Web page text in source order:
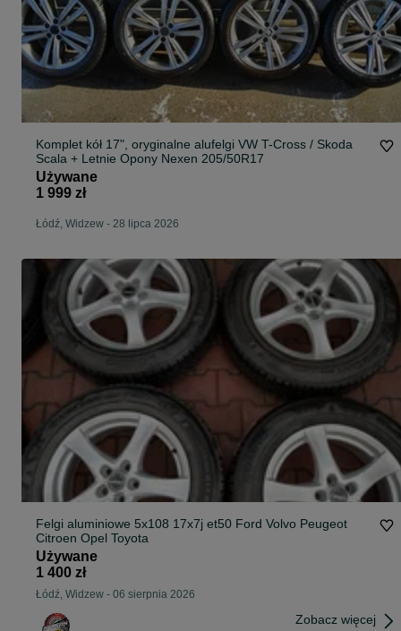
Komplet kół 17", oryginalne alufelgi VW T-Cross / Skoda
Scala + Letnie Opony Nexen 205/50R17
Używane
1 999 zł
Łódź, Widzew - 28 lipca 2026
Felgi aluminiowe 5x108 17x7j et50 Ford Volvo Peugeot
Citroen Opel Toyota
Używane
1 400 zł
Łódź, Widzew - 06 sierpnia 2026
Zobacz więcej